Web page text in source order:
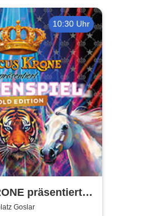
10:30 Uhr
präsentiert
- Gold Edition
Goslar